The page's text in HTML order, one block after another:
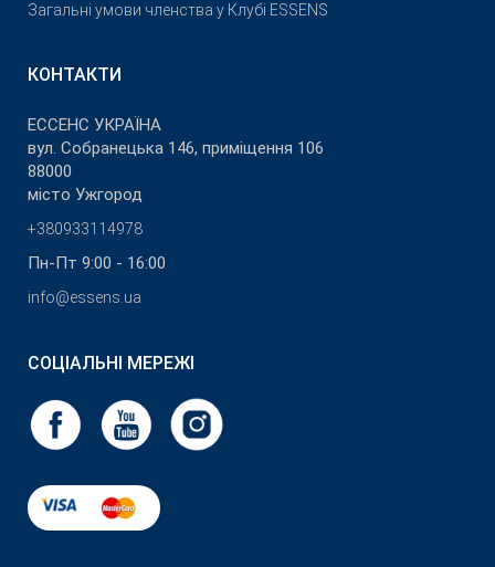
Загальні умови членства у Клубі ESSENS
КОНТАКТИ
ЕССЕНС УКРАЇНА
вул. Собранецька 146, приміщення 106
88000
місто Ужгород
+380933114978
Пн-Пт 9:00 - 16:00
info@essens.ua
СОЦІАЛЬНІ МЕРЕЖІ